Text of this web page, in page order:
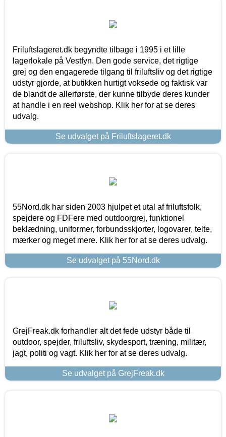
Friluftslageret.dk begyndte tilbage i 1995 i et lille
lagerlokale på Vestfyn. Den gode service, det rigtige
grej og den engagerede tilgang til friluftsliv og det rigtige
udstyr gjorde, at butikken hurtigt voksede og faktisk var
de blandt de allerførste, der kunne tilbyde deres kunder
at handle i en reel webshop. Klik her for at se deres
udvalg.
Se udvalget på Friluftslageret.dk
55Nord.dk har siden 2003 hjulpet et utal af friluftsfolk,
spejdere og FDFere med outdoorgrej, funktionel
beklædning, uniformer, forbundsskjorter, logovarer, telte,
mærker og meget mere. Klik her for at se deres udvalg.
Se udvalget på 55Nord.dk
GrejFreak.dk forhandler alt det fede udstyr både til
outdoor, spejder, friluftsliv, skydesport, træning, militær,
jagt, politi og vagt. Klik her for at se deres udvalg.
Se udvalget på GrejFreak.dk